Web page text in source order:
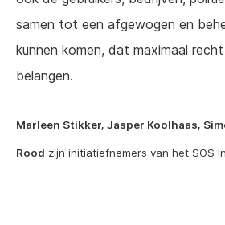
samen tot een afgewogen en
kunnen komen, dat maximaal
belangen.
Marleen Stikker, Jasper Koolhaas,
Rood zijn initiatiefnemers van het SOS